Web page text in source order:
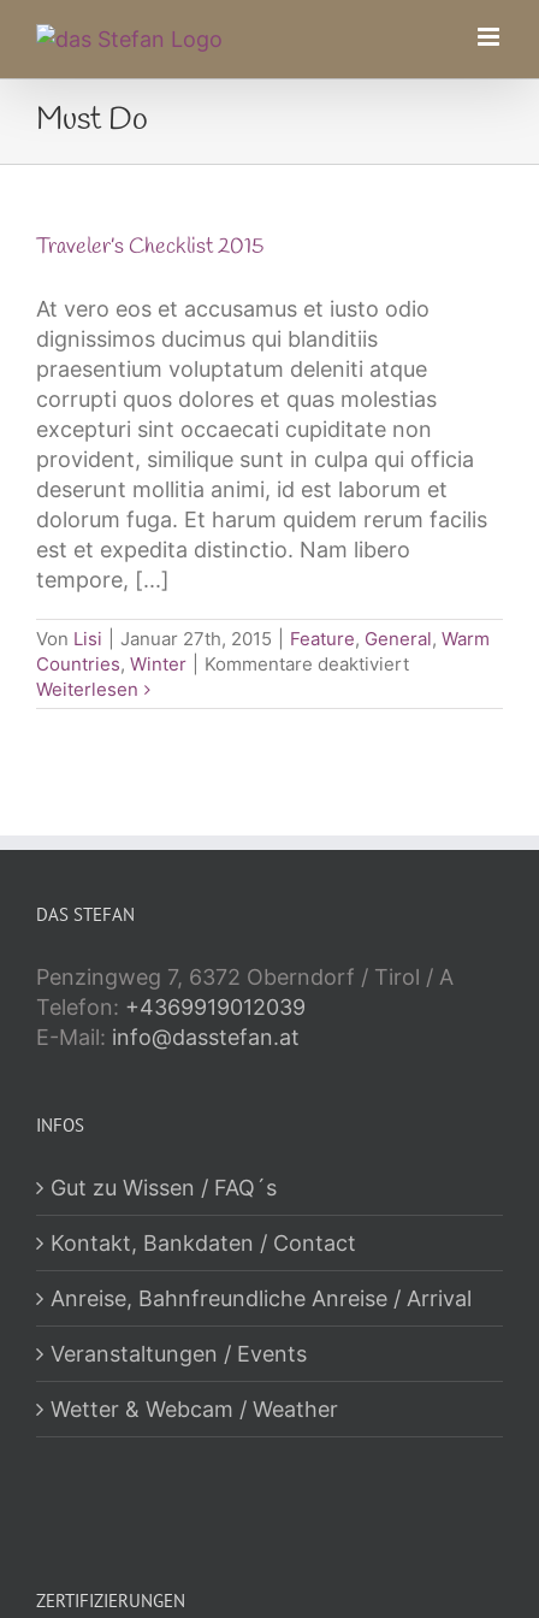
Inhalt
springen
Must Do
Traveler’s Checklist 2015
At vero eos et accusamus et iusto odio
dignissimos ducimus qui blanditiis
praesentium voluptatum deleniti atque
corrupti quos dolores et quas molestias
excepturi sint occaecati cupiditate non
provident, similique sunt in culpa qui officia
deserunt mollitia animi, id est laborum et
dolorum fuga. Et harum quidem rerum facilis
est et expedita distinctio. Nam libero
tempore, [...]
Von Lisi Januar 27th, 2015 Feature, General, Warm
Countries, Winter Kommentare deaktiviertfür
Checklist
Weiterlesen
DAS STEFAN
Penzingweg 7, 6372 Oberndorf / Tirol / A
Telefon: +4369919012039
E-Mail: info@dasstefan.at
INFOS
Gut zu Wissen / FAQ´s
Kontakt, Bankdaten / Contact
Anreise, Bahnfreundliche Anreise / Arrival
Veranstaltungen / Events
Wetter & Webcam / Weather
ZERTIFIZIERUNGEN